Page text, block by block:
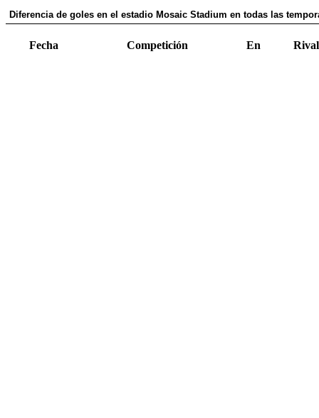
Diferencia de goles en el estadio Mosaic Stadium en todas las
Fecha Competición En Rival